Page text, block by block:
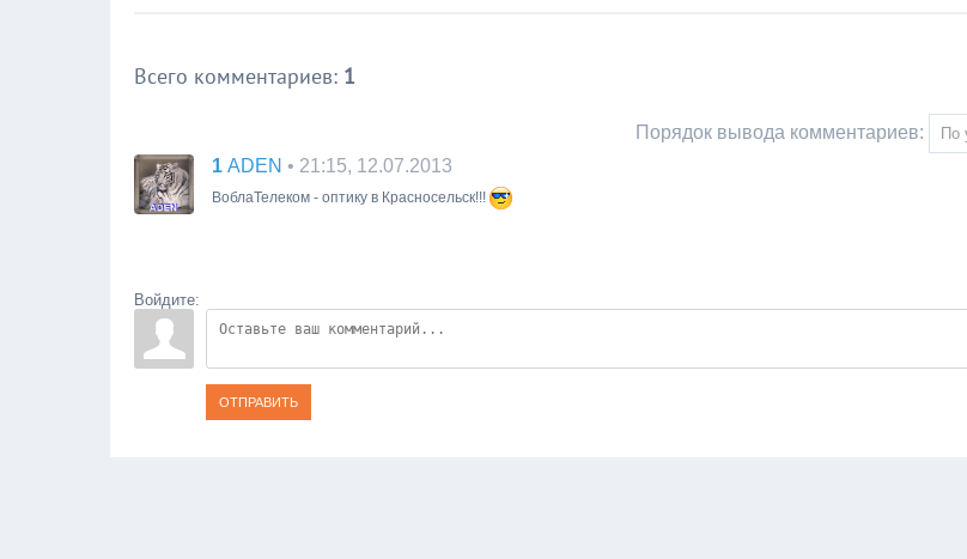
Всего комментариев: 1
Порядок вывода комментариев:
1 ADEN • 21:15, 12.07.2013
ВоблаТелеком - оптику в Красносельск!!!
Войдите:
ОТПРАВИТЬ